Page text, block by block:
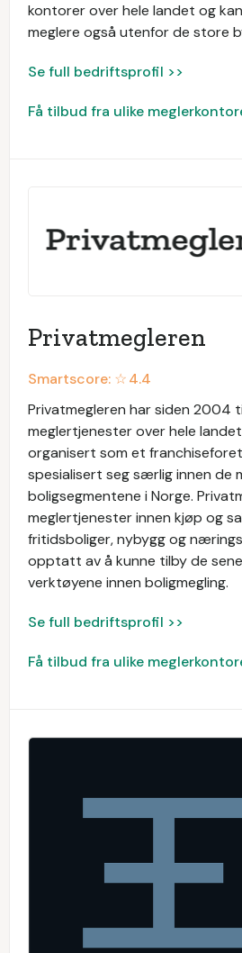
kontorer over hele landet og
meglere også utenfor de store
Se full bedriftsprofil >>
Få tilbud fra ulike
Privatmegleren
Smartscore: ☆4.4
Privatmegleren har siden 2004
meglertjenester over hele
organisert som et
spesialisert seg særlig innen de
boligsegmentene i Norge.
meglertjenester innen kjøp og
fritidsboliger, nybygg og
opptatt av å kunne tilby de
verktøyene innen boligmegling.
Se full bedriftsprofil >>
Få tilbud fra ulike